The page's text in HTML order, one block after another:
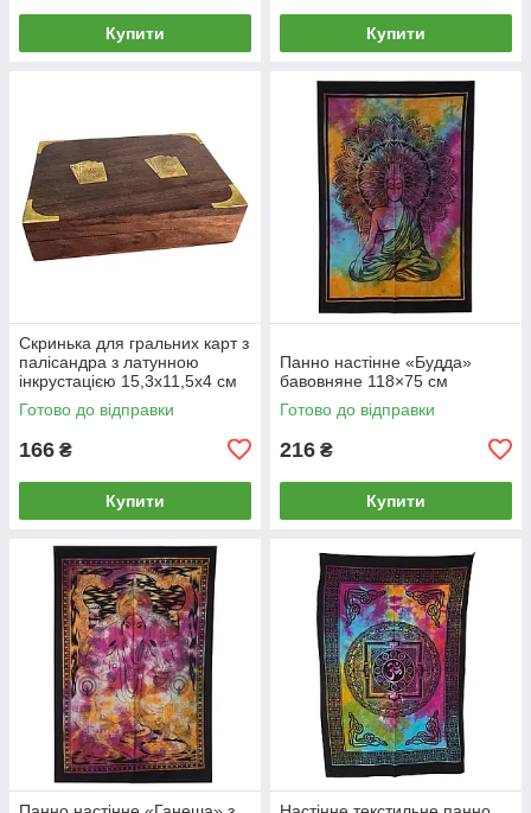
Купити Купити
Скринька для гральних карт з
палісандра з латунною
інкрустацією 15,3х11,5х4 см
Готово до відправки
166 ₴
Купити
Панно настінне «Будда»
бавовняне 118×75 см
Готово до відправки
216 ₴
Купити